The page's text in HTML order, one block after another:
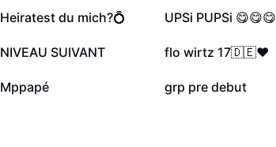
27,6 k
Heiratest du mich?💍 12,3 k
UPSi PUPSi 😋😋😋
879
NIVEAU SUIVANT 437
flo wirtz 17🇩🇪❤️
1
Mppapé 0
grp pre debut